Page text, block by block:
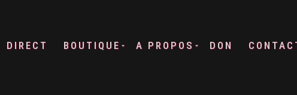
DIRECT BOUTIQUE A PROPOS DON